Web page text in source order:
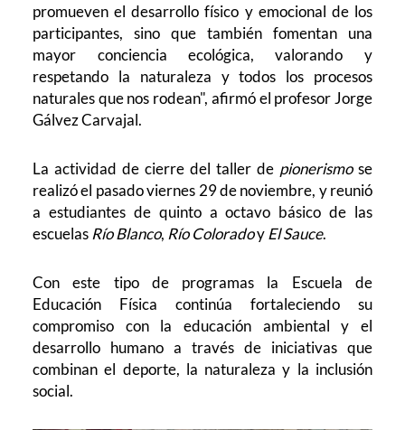
promueven el desarrollo físico y emocional de los
participantes, sino que también fomentan una
mayor conciencia ecológica, valorando y
respetando la naturaleza y todos los procesos
naturales que nos rodean", afirmó el profesor Jorge
Gálvez Carvajal.
La actividad de cierre del taller de pionerismose
realizó el pasado viernes 29 de noviembre, y reunió
a estudiantes de quinto a octavo básico de las
escuelas Río Blanco, Río ColoradoyEl Sauce.
Con este tipo de programas la Escuela de
Educación Física continúa fortaleciendo su
compromiso con la educación ambiental y el
desarrollo humano a través de iniciativas que
combinan el deporte, la naturaleza y la inclusión
social.